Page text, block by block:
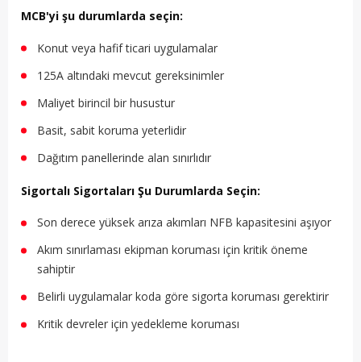
MCB'yi şu durumlarda seçin:
Konut veya hafif ticari uygulamalar
125A altındaki mevcut gereksinimler
Maliyet birincil bir husustur
Basit, sabit koruma yeterlidir
Dağıtım panellerinde alan sınırlıdır
Sigortalı Sigortaları Şu Durumlarda Seçin:
Son derece yüksek arıza akımları NFB kapasitesini aşıyor
Akım sınırlaması ekipman koruması için kritik öneme
sahiptir
Belirli uygulamalar koda göre sigorta koruması gerektirir
Kritik devreler için yedekleme koruması